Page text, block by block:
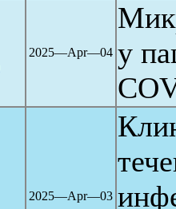
2025―Apr―04 у
2025―Apr―03